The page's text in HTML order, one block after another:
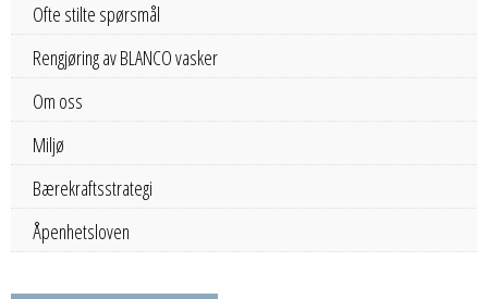
Ofte stilte spørsmål
Rengjøring av BLANCO vasker
Om oss
Miljø
Bærekraftsstrategi
Åpenhetsloven